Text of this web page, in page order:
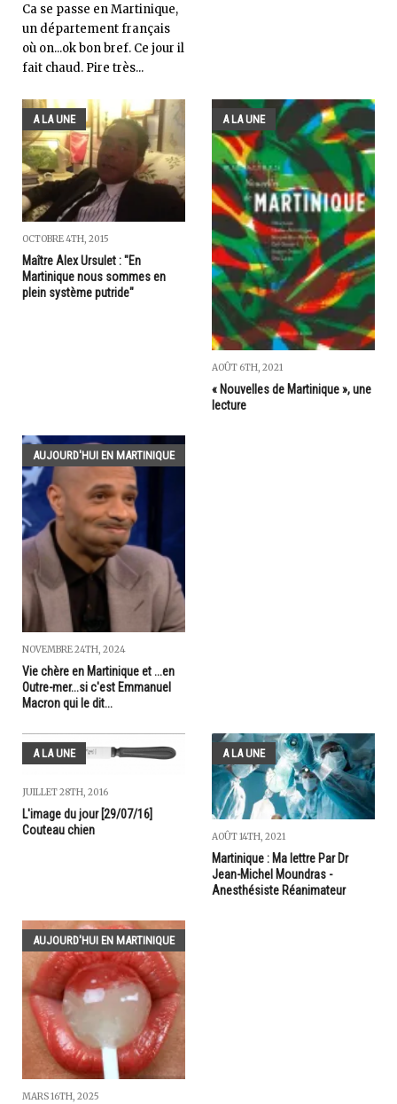
Ca se passe en Martinique,
un département français
où on...ok bon bref. Ce jour il
fait chaud. Pire très...
A LA UNE
OCTOBRE 4TH, 2015
Maître Alex Ursulet : "En
Martinique nous sommes en
plein système putride"
A LA UNE
AOÛT 6TH, 2021
« Nouvelles de Martinique », une
lecture
AUJOURD'HUI EN MARTINIQUE
NOVEMBRE 24TH, 2024
Vie chère en Martinique et ...en
Outre-mer...si c'est Emmanuel
Macron qui le dit...
A LA UNE
JUILLET 28TH, 2016
L'image du jour [29/07/16]
Couteau chien
A LA UNE
AOÛT 14TH, 2021
Martinique : Ma lettre Par Dr
Jean-Michel Moundras -
Anesthésiste Réanimateur
AUJOURD'HUI EN MARTINIQUE
MARS 16TH, 2025